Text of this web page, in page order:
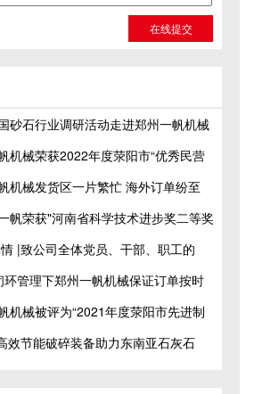
砂石行业调研活动走进郑州一帆机械
机械荣获2022年度荥阳市“优秀民营
机械发货区一片繁忙 海外订单纷至
帆荣获"河南省科学技术进步奖二等奖
|致公司全体党员、干部、职工的
管理下郑州一帆机械保证订单按时
机械被评为“2021年度荥阳市先进制
效节能破碎装备助力东南亚石灰石